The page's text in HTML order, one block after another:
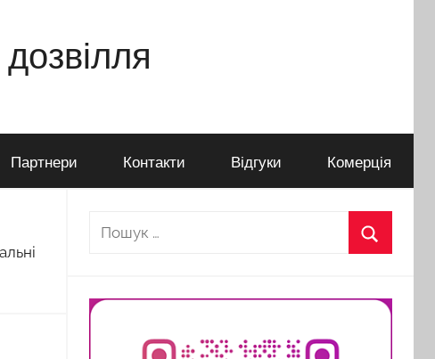
Партнери Контакти Відгуки Комерція
Пошук: